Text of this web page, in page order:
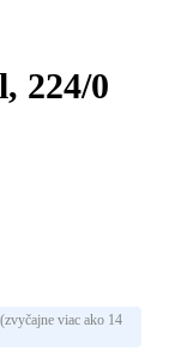
224/0
viac ako 14